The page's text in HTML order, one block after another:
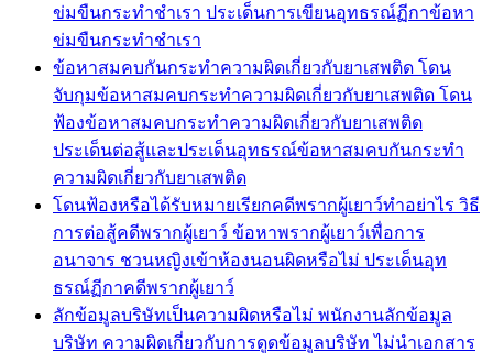
ข่มขืนกระทำชำเรา ประเด็นการเขียนอุทธรณ์ฏีกาข้อหา
ข่มขืนกระทำชำเรา
ข้อหาสมคบกันกระทำความผิดเกี่ยวกับยาเสพติด โดน
จับกุมข้อหาสมคบกระทำความผิดเกี่ยวกับยาเสพติด โดน
ฟ้องข้อหาสมคบกระทำความผิดเกี่ยวกับยาเสพติด
ประเด็นต่อสู้และประเด็นอุทธรณ์ข้อหาสมคบกันกระทำ
ความผิดเกี่ยวกับยาเสพติด
โดนฟ้องหรือได้รับหมายเรียกคดีพรากผู้เยาว์ทำอย่าไร วิธี
การต่อสู้คดีพรากผู้เยาว์ ข้อหาพรากผู้เยาว์เพื่อการ
อนาจาร ชวนหญิงเข้าห้องนอนผิดหรือไม่ ประเด็นอุท
ธรณ์ฏีกาคดีพรากผู้เยาว์
ลักข้อมูลบริษัทเป็นความผิดหรือไม่ พนักงานลักข้อมูล
บริษัท ความผิดเกี่ยวกับการดูดข้อมูลบริษัท ไม่นำเอกสาร